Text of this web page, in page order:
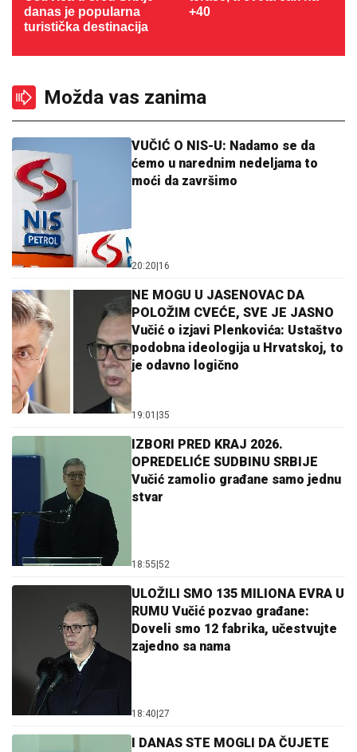
danas je popularna
turistička destinacija
+40
Možda vas zanima
VUČIĆ O NIS-U: Nadamo se da
ćemo u narednim nedeljama to
moći da završimo
20:20 16
NE MOGU U JASENOVAC DA
POLOŽIM CVEĆE, SVE JE JASNO
Vučić o izjavi Plenkovića: Ustaštvo
podobna ideologija u Hrvatskoj, to
je odavno logično
19:01 35
IZBORI PRED KRAJ 2026.
OPREDELIĆE SUDBINU SRBIJE
Vučić zamolio građane samo jednu
stvar
18:55 52
ULOŽILI SMO 135 MILIONA EVRA U
RUMU Vučić pozvao građane:
Doveli smo 12 fabrika, učestvujte
zajedno sa nama
18:40 27
I DANAS STE MOGLI DA ČUJETE